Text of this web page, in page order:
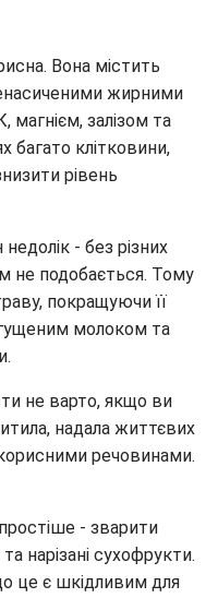
Вона містить
жирними
магнієм, залізом та
багато клітковини,
рівень
- без різних
не подобається. Тому
покращуючи її
молоком та
не варто, якщо ви
надала життєвих
корисними речовинами.
- зварити
нарізані сухофрукти.
це є шкідливим для